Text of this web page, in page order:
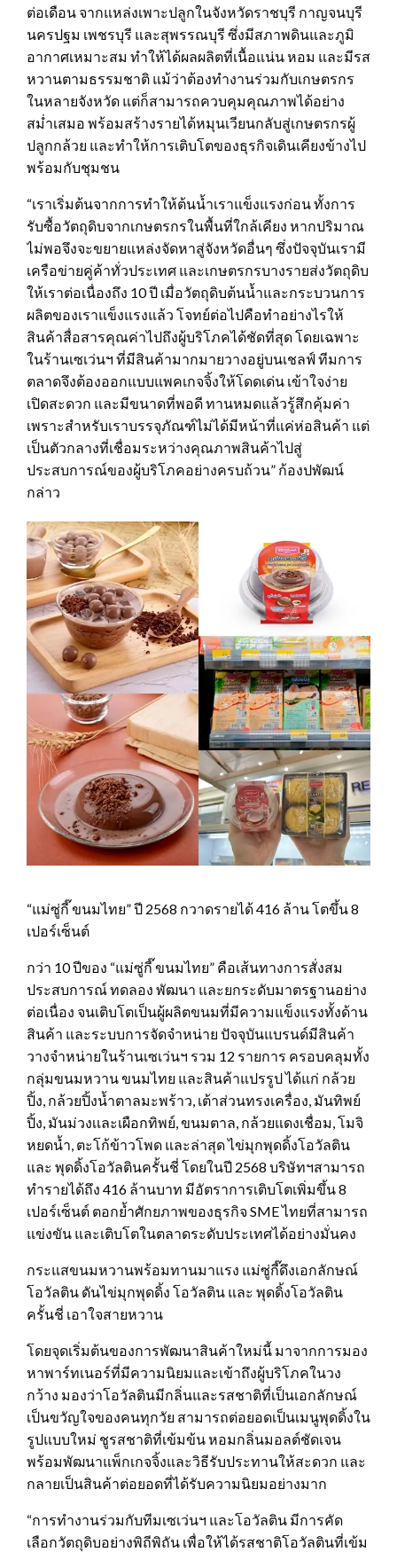
ต่อเดือน จากแหล่งเพาะปลูกในจังหวัดราชบุรี กาญจนบุรี
นครปฐม เพชรบุรี และสุพรรณบุรี ซึ่งมีสภาพดินและภูมิ
อากาศเหมาะสม ทำให้ได้ผลผลิตที่เนื้อแน่น หอม และมีรส
หวานตามธรรมชาติ แม้ว่าต้องทำงานร่วมกับเกษตรกร
ในหลายจังหวัด แต่ก็สามารถควบคุมคุณภาพได้อย่าง
สม่ำเสมอ พร้อมสร้างรายได้หมุนเวียนกลับสู่เกษตรกรผู้
ปลูกกล้วย และทำให้การเติบโตของธุรกิจเดินเคียงข้างไป
พร้อมกับชุมชน
“เราเริ่มต้นจากการทำให้ต้นน้ำเราแข็งแรงก่อน ทั้งการ
รับซื้อวัตถุดิบจากเกษตรกรในพื้นที่ใกล้เคียง หากปริมาณ
ไม่พอจึงจะขยายแหล่งจัดหาสู่จังหวัดอื่นๆ ซึ่งปัจจุบันเรามี
เครือข่ายคู่ค้าทั่วประเทศ และเกษตรกรบางรายส่งวัตถุดิบ
ให้เราต่อเนื่องถึง 10 ปี เมื่อวัตถุดิบต้นน้ำและกระบวนการ
ผลิตของเราแข็งแรงแล้ว โจทย์ต่อไปคือทำอย่างไรให้
สินค้าสื่อสารคุณค่าไปถึงผู้บริโภคได้ชัดที่สุด โดยเฉพาะ
ในร้านเซเว่นฯ ที่มีสินค้ามากมายวางอยู่บนเชลฟ์ ทีมการ
ตลาดจึงต้องออกแบบแพคเกจจิ้งให้โดดเด่น เข้าใจง่าย
เปิดสะดวก และมีขนาดที่พอดี ทานหมดแล้วรู้สึกคุ้มค่า
เพราะสำหรับเราบรรจุภัณฑ์ไม่ได้มีหน้าที่แค่ห่อสินค้า แต่
เป็นตัวกลางที่เชื่อมระหว่างคุณภาพสินค้าไปสู่
ประสบการณ์ของผู้บริโภคอย่างครบถ้วน” ก้องปพัฒน์
กล่าว
“แม่ซู่กี๊ ขนมไทย” ปี 2568 กวาดรายได้ 416 ล้าน โตขึ้น 8
เปอร์เซ็นต์
กว่า 10 ปีของ “แม่ซู่กี๊ ขนมไทย” คือเส้นทางการสั่งสม
ประสบการณ์ ทดลอง พัฒนา และยกระดับมาตรฐานอย่าง
ต่อเนื่อง จนเติบโตเป็นผู้ผลิตขนมที่มีความแข็งแรงทั้งด้าน
สินค้า และระบบการจัดจำหน่าย ปัจจุบันแบรนด์มีสินค้า
วางจำหน่ายในร้านเซเว่นฯ รวม 12 รายการ ครอบคลุมทั้ง
กลุ่มขนมหวาน ขนมไทย และสินค้าแปรรูป ได้แก่ กล้วย
ปิ้ง, กล้วยปิ้งน้ำตาลมะพร้าว, เต้าส่วนทรงเครื่อง, มันทิพย์
ปิ้ง, มันม่วงเเละเผือกทิพย์, ขนมตาล, กล้วยแดงเชื่อม, โมจิ
หยดน้ำ, ตะโก้ข้าวโพด และล่าสุด ไข่มุกพุดดิ้งโอวัลติน
และ พุดดิ้งโอวัลตินครั้นชี่ โดยในปี 2568 บริษัทฯสามารถ
ทำรายได้ถึง 416 ล้านบาท มีอัตราการเติบโตเพิ่มขึ้น 8
เปอร์เซ็นต์ ตอกย้ำศักยภาพของธุรกิจ SME ไทยที่สามารถ
แข่งขัน และเติบโตในตลาดระดับประเทศได้อย่างมั่นคง
กระแสขนมหวานพร้อมทานมาแรง แม่ซู่กี๊ดึงเอกลักษณ์
โอวัลติน ดันไข่มุกพุดดิ้ง โอวัลติน และ พุดดิ้งโอวัลติน
ครั้นชี่ เอาใจสายหวาน
โดยจุดเริ่มต้นของการพัฒนาสินค้าใหม่นี้ มาจากการมอง
หาพาร์ทเนอร์ที่มีความนิยมและเข้าถึงผู้บริโภคในวง
กว้าง มองว่าโอวัลตินมีกลิ่นและรสชาติที่เป็นเอกลักษณ์
เป็นขวัญใจของคนทุกวัย สามารถต่อยอดเป็นเมนูพุดดิ้งใน
รูปแบบใหม่ ชูรสชาติที่เข้มข้น หอมกลิ่นมอลต์ชัดเจน
พร้อมพัฒนาแพ็กเกจจิ้งและวิธีรับประทานให้สะดวก และ
กลายเป็นสินค้าต่อยอดที่ได้รับความนิยมอย่างมาก
“การทำงานร่วมกับทีมเซเว่นฯ และโอวัลติน มีการคัด
เลือกวัตถุดิบอย่างพิถีพิถัน เพื่อให้ได้รสชาติโอวัลตินที่เข้ม